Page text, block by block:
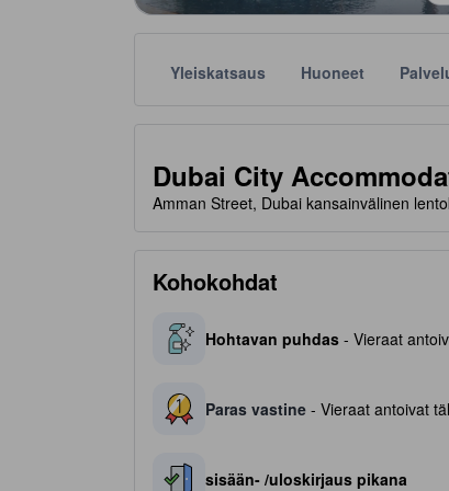
Yleiskatsaus Huoneet
Dubai City
Amman Street, Dubai kansainvälinen
Kohokohdat
Hohtavan puhdas - Vieraat
Paras vastine - Vieraat antoivat
sisään- /uloskirjaus pikana